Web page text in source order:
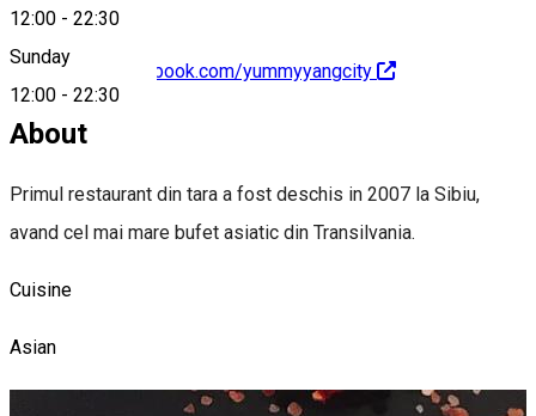
12:00 - 22:30
Sunday
12:00 - 22:30
https://www.facebook.com/yummyyangcity
About
Primul restaurant din tara a fost deschis in 2007 la Sibiu,
avand cel mai mare bufet asiatic din Transilvania.
Cuisine
Asian